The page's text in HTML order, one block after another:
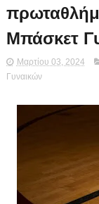
Μπάσκετ
Μαρτίου 03, 2024
Γυναικών